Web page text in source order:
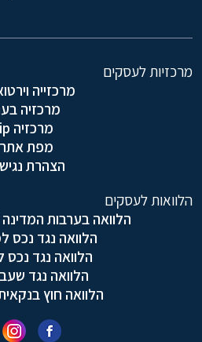
מרכזיות לעסקים
מרכזייה
מרכזיה בענן
מרכזיה ip
מפת אתר
הצהרת
הלוואות לעסקים
הלוואה בערבות המדינה
הלוואה נגד נכס
הלוואה נגד נכס
הלוואה נגד
הלוואה חוץ